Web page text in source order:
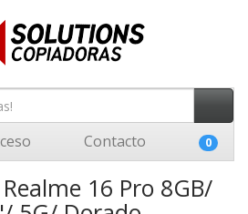
Contacto 0
16 Pro 8GB/